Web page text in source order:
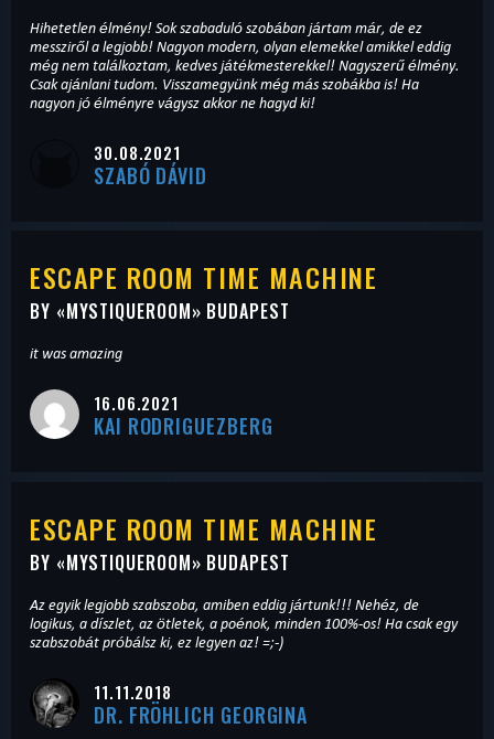
Hihetetlen élmény! Sok szabaduló szobában jártam már, de ez
messziről a legjobb! Nagyon modern, olyan elemekkel amikkel eddig
még nem találkoztam, kedves játékmesterekkel! Nagyszerű élmény.
Csak ajánlani tudom. Visszamegyünk még más szobákba is! Ha
nagyon jó élményre vágysz akkor ne hagyd ki!
30.08.2021
SZABÓ DÁVID
ESCAPE ROOM TIME MACHINE
BY «MYSTIQUEROOM» BUDAPEST
it was amazing
16.06.2021
KAI RODRIGUEZBERG
ESCAPE ROOM TIME MACHINE
BY «MYSTIQUEROOM» BUDAPEST
Az egyik legjobb szabszoba, amiben eddig jártunk!!! Nehéz, de
logikus, a díszlet, az ötletek, a poénok, minden 100%-os! Ha csak egy
szabszobát próbálsz ki, ez legyen az! =;-)
11.11.2018
DR. FRÖHLICH GEORGINA